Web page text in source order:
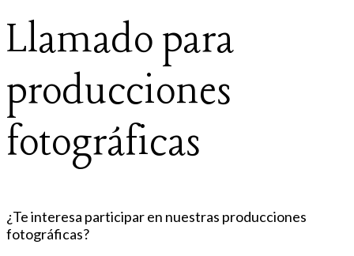
Llamado para
producciones
fotográficas
¿Te interesa participar en nuestras producciones
fotográficas?